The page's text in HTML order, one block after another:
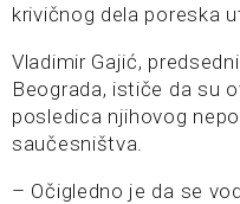
krivičnog dela poreska
Vladimir Gajić,
Beograda, ističe da su
posledica njihovog
saučesništva.
– Očigledno je da se